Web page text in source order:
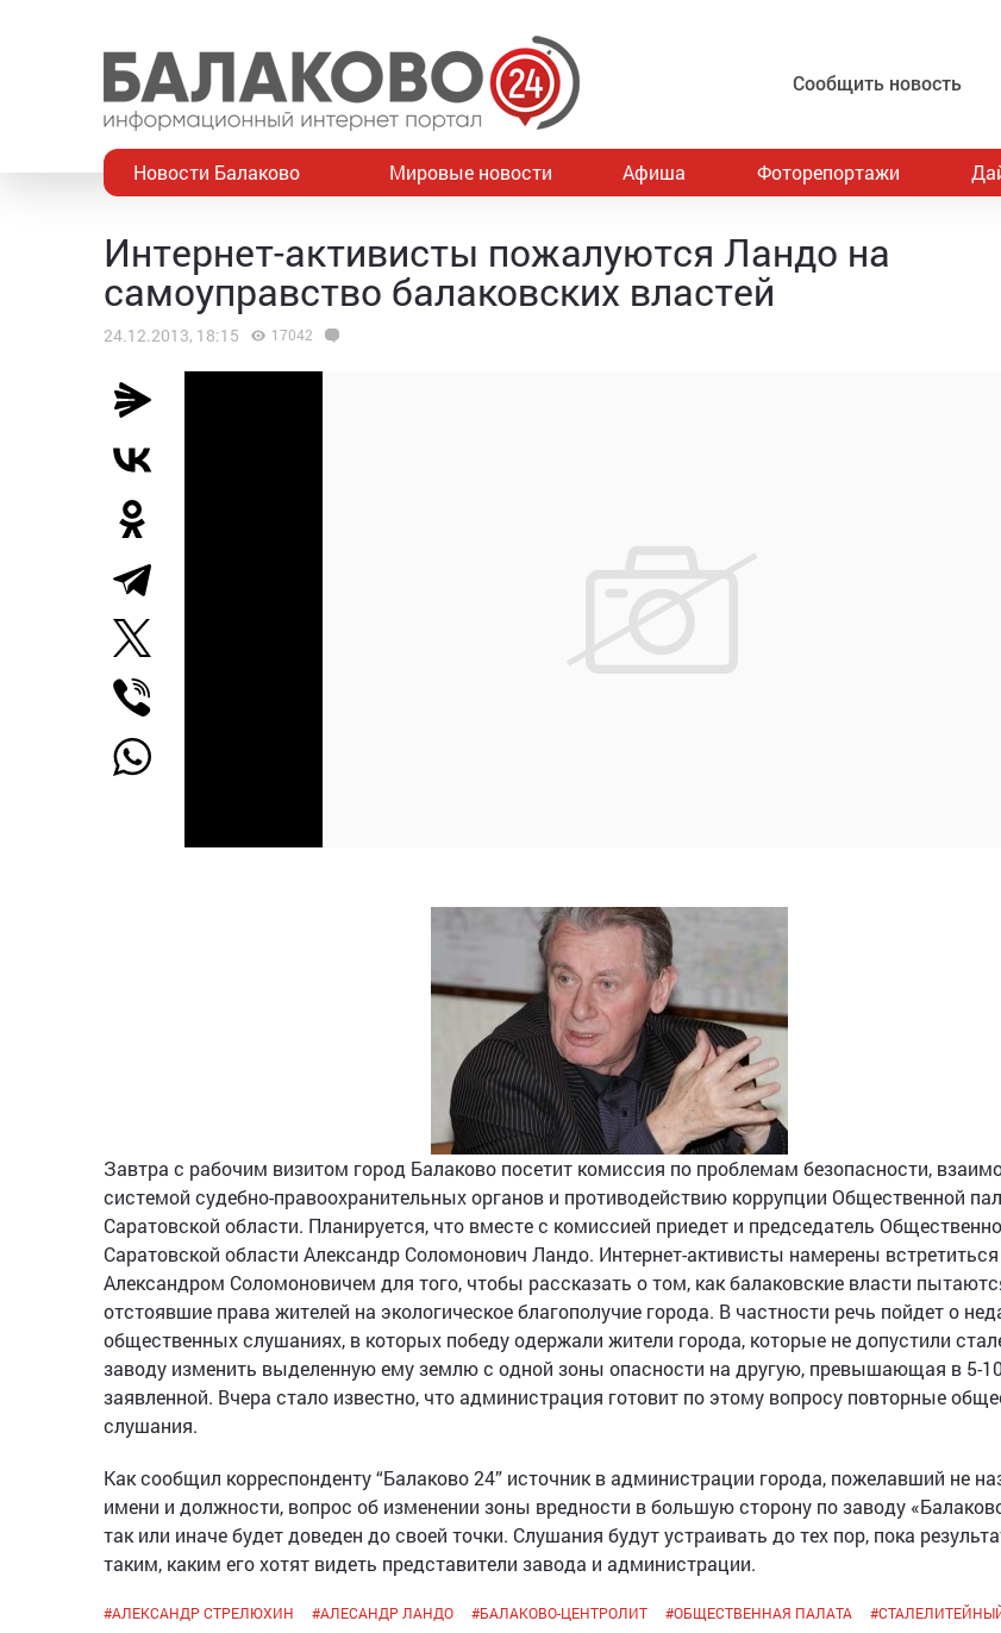
Сообщить новость
Новости Балаково Мировые новости Афиша Фоторепортажи
Интернет-активисты пожалуются Ландо на
самоуправство балаковских властей
24.12.2013, 18:15 17042
Завтра с рабочим визитом город Балаково посетит комиссия по проблемам безопасности,
системой судебно-правоохранительных органов и противодействию коррупции Общественной
Саратовской области. Планируется, что вместе с комиссией приедет и председатель
Саратовской области Александр Соломонович Ландо. Интернет-активисты намерены
Александром Соломоновичем для того, чтобы рассказать о том, как балаковские власти
отстоявшие права жителей на экологическое благополучие города. В частности речь пойдет о
общественных слушаниях, в которых победу одержали жители города, которые не допустили
заводу изменить выделенную ему землю с одной зоны опасности на другую, превышающая в 5-
заявленной. Вчера стало известно, что администрация готовит по этому вопросу повторные
слушания.
Как сообщил корреспонденту “Балаково 24” источник в администрации города, пожелавший не
имени и должности, вопрос об изменении зоны вредности в большую сторону по заводу
так или иначе будет доведен до своей точки. Слушания будут устраивать до тех пор, пока
таким, каким его хотят видеть представители завода и администрации.
#АЛЕКСАНДР СТРЕЛЮХИН #АЛЕСАНДР ЛАНДО #БАЛАКОВО-ЦЕНТРОЛИТ #ОБЩЕСТВЕННАЯ ПАЛАТА #